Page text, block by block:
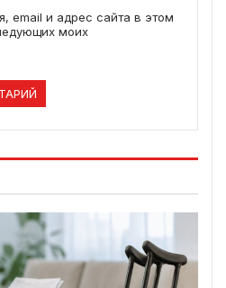
email и адрес сайта в этом
моих